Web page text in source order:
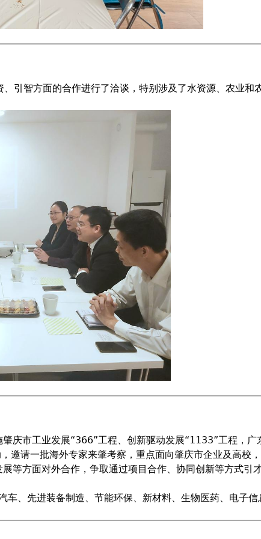
引智方面的合作进行了洽谈，特别涉及了水资源、农业和
庆市工业发展“366”工程、创新驱动发展“1133”工程，广
邀请一批海外专家来肇考察，重点面向肇庆市企业及高校
等方面对外合作，争取通过项目合作、协同创新等方式引
、先进装备制造、节能环保、新材料、生物医药、电子信